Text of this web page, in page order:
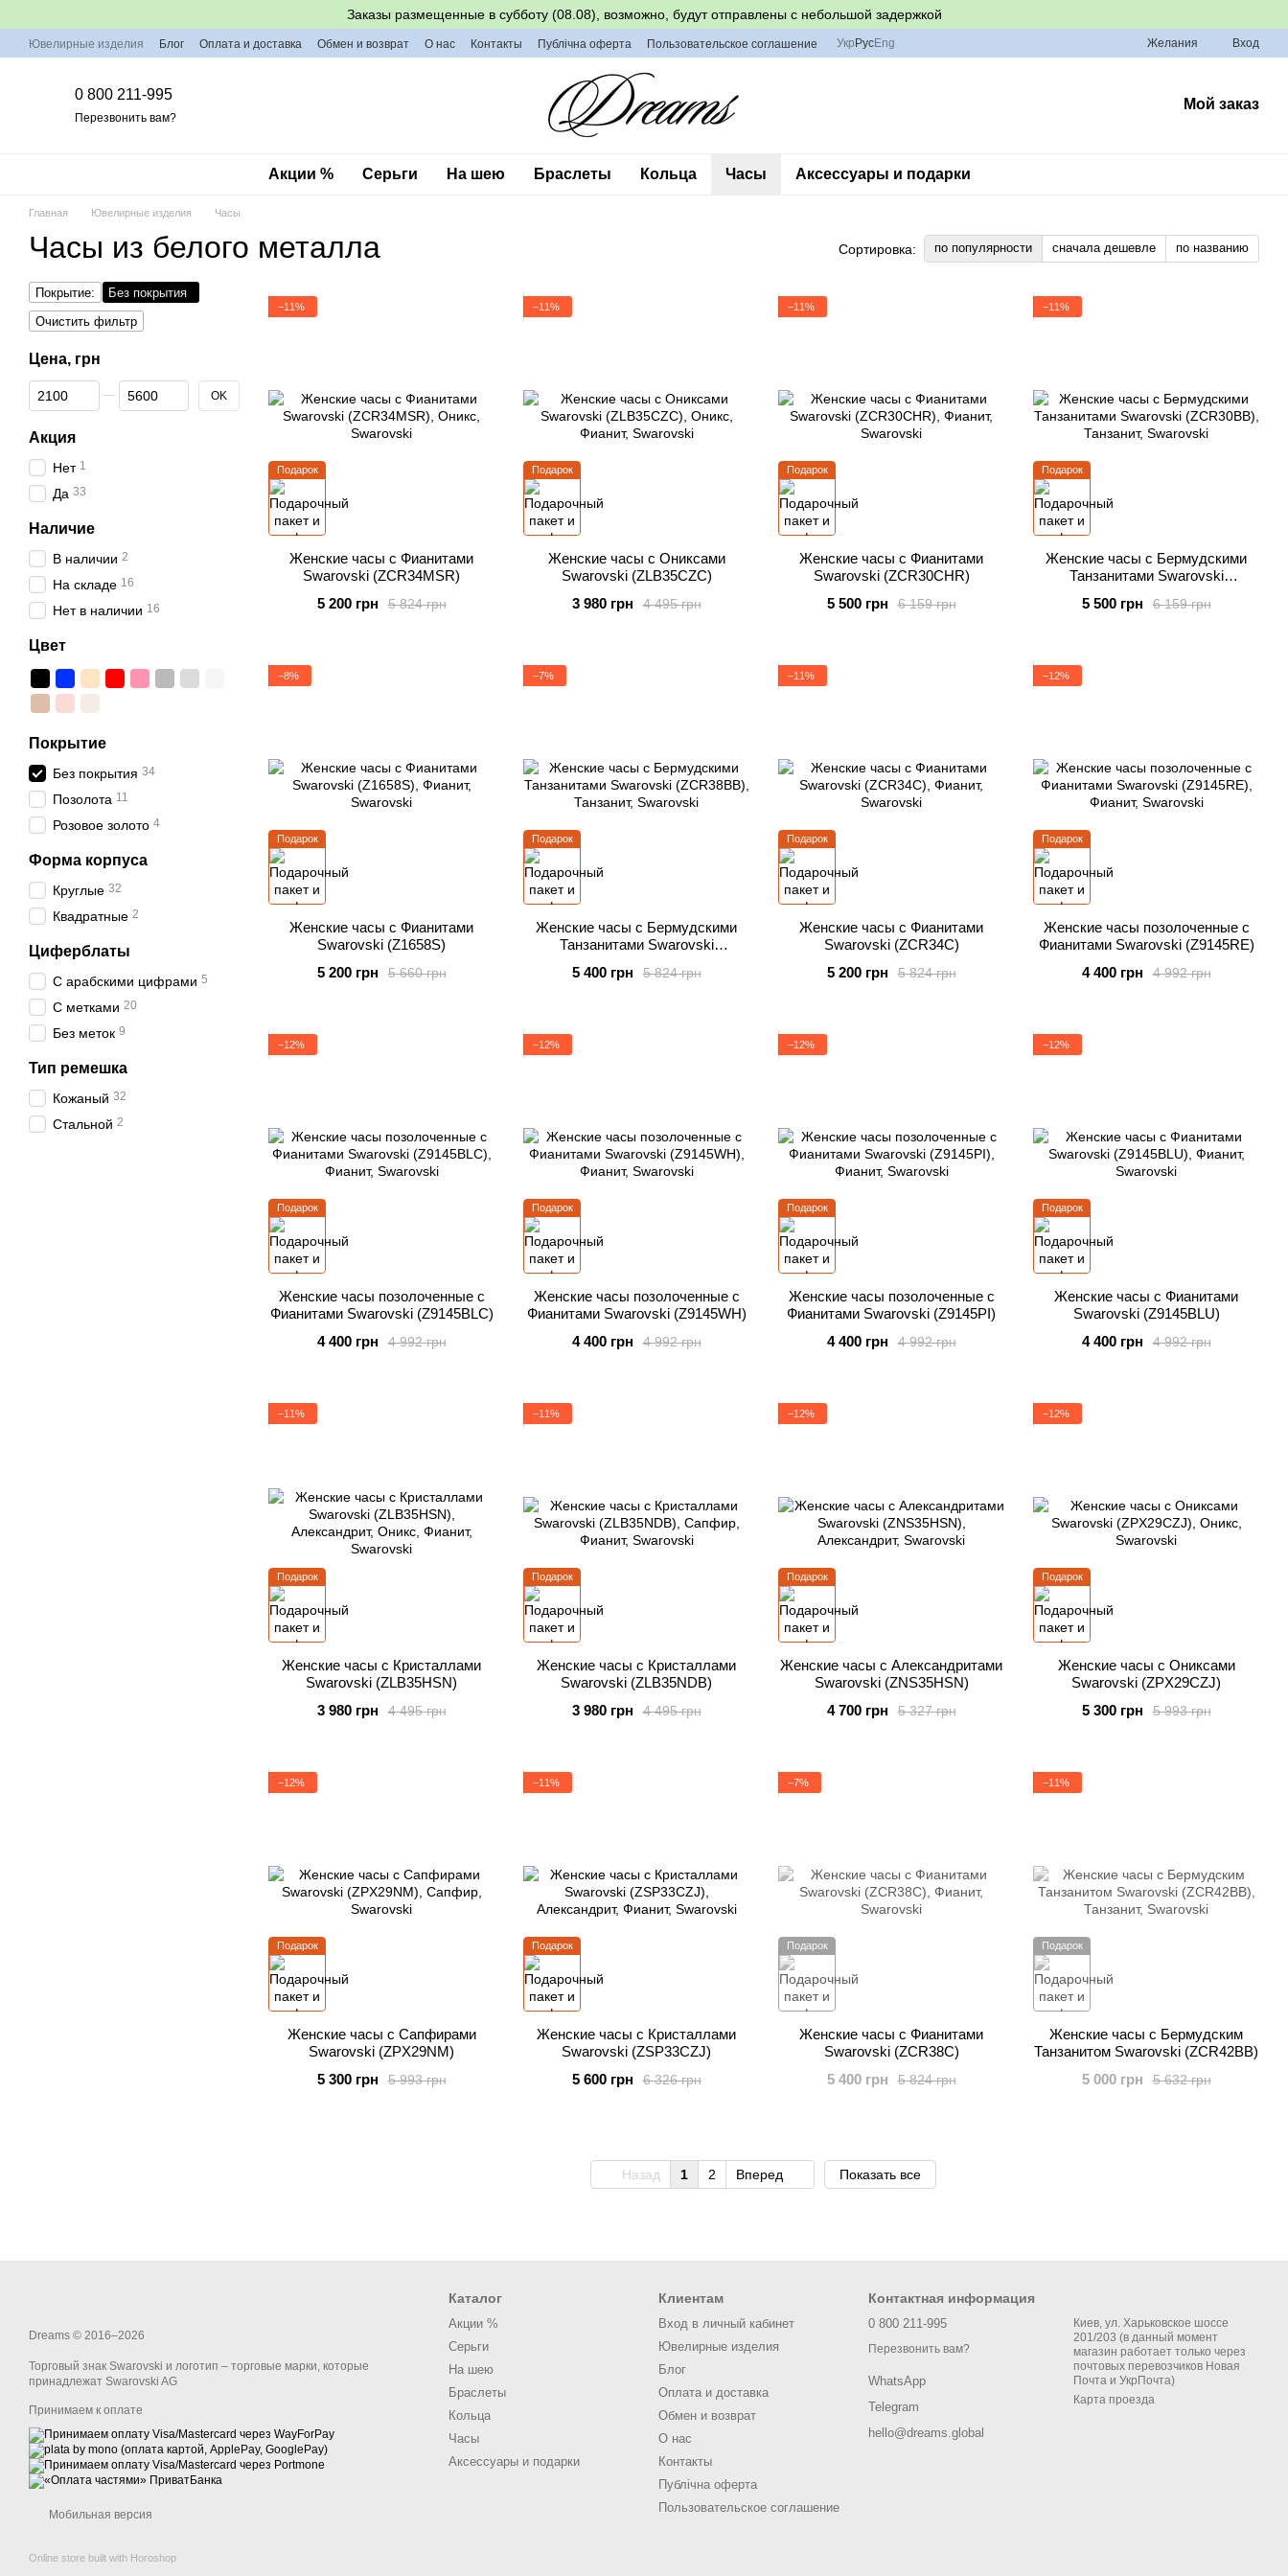
Заказы размещенные в субботу (08.08), возможно, будут отправлены с небольшой задержкой
Ювелирные изделия Блог Оплата и доставка Обмен и возврат О нас Контакты Публічна оферта Пользовательское соглашение Укр РусEng Желания Вход
0 800 211-995
Перезвонить вам?
Мой заказ
Акции % Серьги На шею Браслеты Кольца Часы Аксессуары и подарки
Главная Ювелирные изделия Часы
Часы из белого металла Сортировка: по популярности сначала дешевле по названию
Подарок
−11%
Женские часы с Фианитами
Swarovski (ZCR34MSR)
5 824 грн
5 200 грн
Подарок
−11%
Женские часы с Ониксами
Swarovski (ZLB35CZC)
4 495 грн
3 980 грн
Подарок
−11%
Женские часы с Фианитами
Swarovski (ZCR30CHR)
6 159 грн
5 500 грн
Подарок
−11%
Женские часы с Бермудскими
Танзанитами Swarovski
6 159 грн
5 500 грн
Подарок
−8%
Женские часы с Фианитами
Swarovski (Z1658S)
5 660 грн
5 200 грн
Подарок
−7%
Женские часы с Бермудскими
Танзанитами Swarovski
5 824 грн
5 400 грн
Подарок
−11%
Женские часы с Фианитами
Swarovski (ZCR34C)
5 824 грн
5 200 грн
Подарок
−12%
Женские часы позолоченные с
Фианитами Swarovski (Z9145RE)
4 992 грн
4 400 грн
Подарок
−12%
Женские часы позолоченные с
Фианитами Swarovski (Z9145BLC)
4 992 грн
4 400 грн
Подарок
−12%
Женские часы позолоченные с
Фианитами Swarovski (Z9145WH)
4 992 грн
4 400 грн
Подарок
−12%
Женские часы позолоченные с
Фианитами Swarovski (Z9145PI)
4 992 грн
4 400 грн
Подарок
−12%
Женские часы с Фианитами
Swarovski (Z9145BLU)
4 992 грн
4 400 грн
Подарок
−11%
Женские часы с Кристаллами
Swarovski (ZLB35HSN)
4 495 грн
3 980 грн
Подарок
−11%
Женские часы с Кристаллами
Swarovski (ZLB35NDB)
4 495 грн
3 980 грн
Подарок
−12%
Женские часы с Александритами
Swarovski (ZNS35HSN)
5 327 грн
4 700 грн
Подарок
−12%
Женские часы с Ониксами
Swarovski (ZPX29CZJ)
5 993 грн
5 300 грн
Подарок
−12%
Женские часы с Сапфирами
Swarovski (ZPX29NM)
5 993 грн
5 300 грн
Подарок
−11%
Женские часы с Кристаллами
Swarovski (ZSP33CZJ)
6 326 грн
5 600 грн
Подарок
−7%
Женские часы с Фианитами
Swarovski (ZCR38C)
5 824 грн
5 400 грн
Подарок
−11%
Женские часы с Бермудским
Танзанитом Swarovski (ZCR42BB)
5 632 грн
5 000 грн
Назад 1 2 Вперед Показать все
Покрытие:
Без покрытия
Очистить фильтр
Цена, грн
От Цена, грн
До Цена, грн OK
Акция
Нет 1
Да 33
Наличие
В наличии 2
На складе 16
Нет в наличии 16
Цвет
Покрытие
Без покрытия 34
Позолота 11
Розовое золото 4
Форма корпуса
Круглые 32
Квадратные 2
Циферблаты
С арабскими цифрами 5
С метками 20
Без меток 9
Тип ремешка
Кожаный 32
Стальной 2
Dreams © 2016–2026
Торговый знак Swarovski и логотип – торговые марки, которые
принадлежат Swarovski AG
Принимаем к оплате
Мобильная версия
Online store built with Horoshop
Каталог
Акции %
Серьги
На шею
Браслеты
Кольца
Часы
Аксессуары и подарки
Клиентам
Вход в личный кабинет
Ювелирные изделия
Блог
Оплата и доставка
Обмен и возврат
О нас
Контакты
Публічна оферта
Пользовательское соглашение
Контактная информация
0 800 211-995
Перезвонить вам?
WhatsApp
Telegram
hello@dreams.global
Киев, ул. Харьковское шоссе
201/203 (в данный момент
магазин работает только через
почтовых перевозчиков Новая
Почта и УкрПочта)
Карта проезда